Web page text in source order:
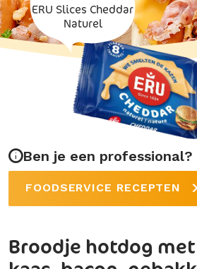
ERU Slices Cheddar
Naturel
Ben je een professional?
FOODSERVICE RECEPTEN
Broodje hotdog